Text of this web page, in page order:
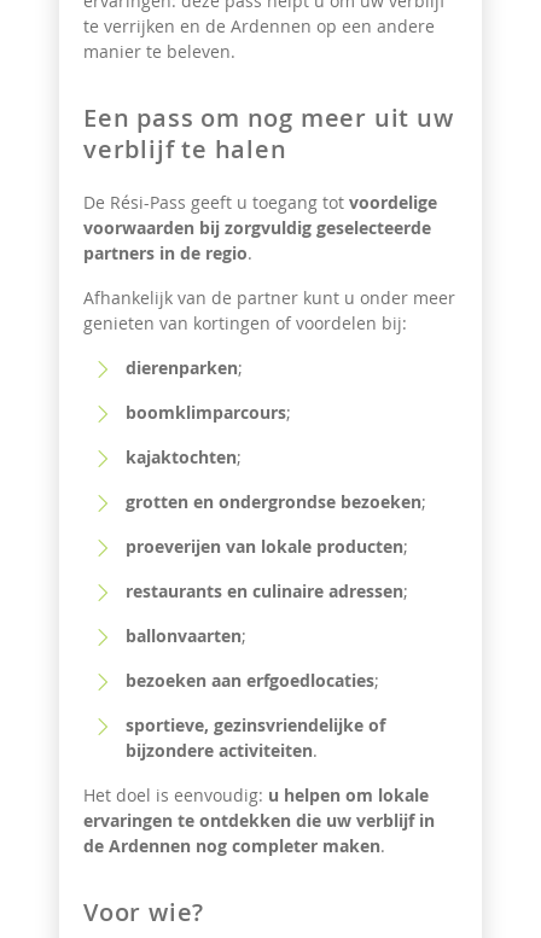
te verrijken en de Ardennen op een andere
manier te beleven.
Een pass om nog meer uit uw
verblijf te halen
De Rési-Pass geeft u toegang tot voordelige
voorwaarden bij zorgvuldig geselecteerde
partners in de regio.
Afhankelijk van de partner kunt u onder meer
genieten van kortingen of voordelen bij:
dierenparken;
boomklimparcours;
kajaktochten;
grotten en ondergrondse bezoeken;
proeverijen van lokale producten;
restaurants en culinaire adressen;
ballonvaarten;
bezoeken aan erfgoedlocaties;
sportieve, gezinsvriendelijke of
bijzondere activiteiten.
Het doel is eenvoudig: u helpen om lokale
ervaringen te ontdekken die uw verblijf in
de Ardennen nog completer maken.
Voor wie?